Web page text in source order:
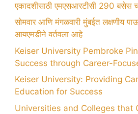
एकादशीसाठी एमएसआरटीसी 290 बसेस
सोमवार आणि मंगळवारी मुंबईत लक्षणीय
आयएमडीने वर्तवला आहे
Keiser University Pembroke
Success through Career-
Keiser University: Providing
Education for Success
Universities and Colleges that